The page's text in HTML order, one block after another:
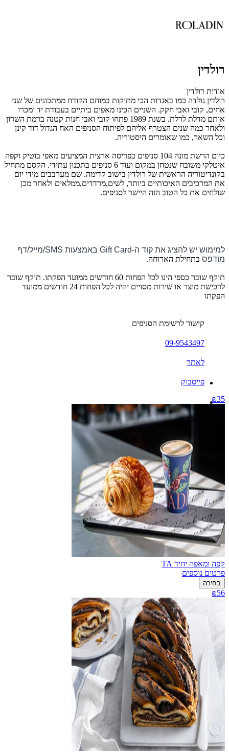
רולדין
אודות רולדין
רולדין נולדה כמו באגדות הכי מתוקות במוחם הקודח ממתכונים של שני
אחים, קובי ואבי חקק. השניים הכינו מאפים ביתיים בעבודת יד ומכרו
אותם מדלת לדלת. בשנת 1989 פתחו קובי ואבי חנות קטנה ברמת השרון
ולאחר כמה שנים הצטרף אליהם לפיתוח הסניפים האח הגדול דוד קינן
וכל השאר, כמו שאומרים היסטוריה.
כיום הרשת מונה 104 סניפים בפריסה ארצית המציעים מאפי בוטיק וקפה
איטלקי משובח שנטחן במקום ועוד 6 סניפים בתכנון עתידי. הקסם מתחיל
בקונדיטוריה הראשית של רולדין בישוב קדימה. שם מערבבים מידי יום
את המרכיבים האיכותיים ביותר, לשים,מרדדים,ממלאים ולאחר מכן
שולחים את כל הטוב הזה היישר לסניפים.
למימוש יש להציג את קוד ה-Gift Card באמצעות SMS/מייל/דף
מודפס בתחילת הארוחה.
תוקף שובר כספי הינו לכל הפחות 60 חודשים ממועד הפקתו. תוקף שובר
לרכישת מוצר או שירות מסויים יהיה לכל הפחות 24 חודשים ממועד
הפקתו
קישור לרשימת הסניפים
09-9543497
לאתר
פייסבוק
₪35
קפה ומאפה יחיד TA
פרטים נוספים
בחירה
₪56